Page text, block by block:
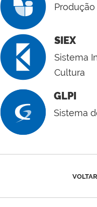
SIEX
Sistema
Cultura
GLPI
Sistema